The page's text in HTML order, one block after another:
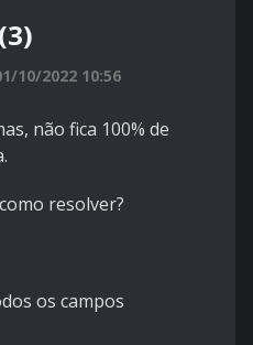
10/2022 10:56
não fica 100% de
resolver?
os campos